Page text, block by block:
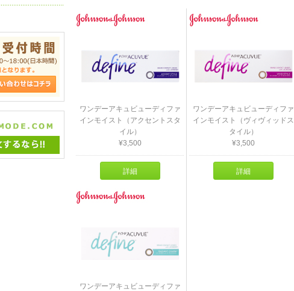
ワンデーアキュビューディファ
インモイスト（アクセントスタ
イル）
¥3,500
詳細
ワンデーアキュビューディファ
インモイスト（ヴィヴィッドス
タイル）
¥3,500
詳細
ワンデーアキュビューディファ